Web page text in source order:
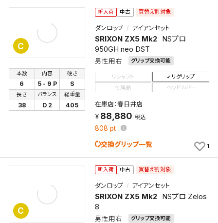
C
新入荷 中古 買替え割対象
ダンロップ アイアンセット
SRIXON ZX5 Mk2
NSプロ
950GH neo DST
男性用右 グリップ交換可能
本数
6
内容
5 - 9 P
硬さ
S
長さ
38
バランス
D 2
総重量
405
リシャフト
リグリップ
付属品
ヘッドカバー
在庫店：春日井店
88,880 税込
808 pt
交換グリップ一覧 1
C
新入荷 中古 買替え割対象
ダンロップ アイアンセット
SRIXON ZX5 Mk2
NSプロ Zelos
8
男性用右 グリップ交換可能